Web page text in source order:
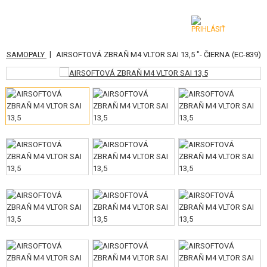
KATEGÓRIE
AIRSOFTOVÉ ZBRANE
GRANÁTOMETY, GRANÁTY
GULIČKY, PLYN
AKUMULÁTORY, NABÍJAČKY
ZÁSOBNÍKY, PLNIČKY
OKULIARE, MASKY
SAMOPALY | AIRSOFTOVÁ ZBRAŇ M4 VLTOR SAI 13,5 "- ČIERNA (EC-839)